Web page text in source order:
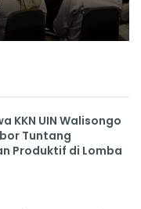
KKN UIN Walisongo
Tuntang
Produktif di Lomba